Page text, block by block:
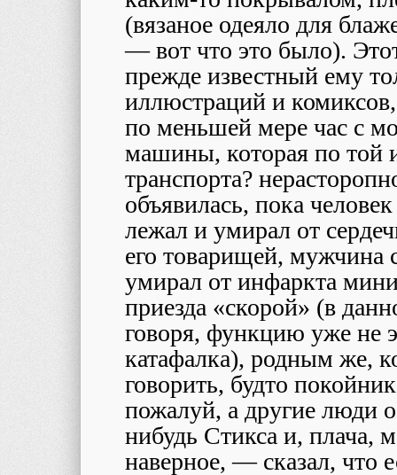
(вязаное одеяло для
— вот что это было).
прежде известный ему
иллюстраций и
по меньшей мере час с
машины, которая по той
транспорта?
объявилась, пока
лежал и умирал от
его товарищей, мужчина
умирал от инфаркта
приезда «скорой» (в
говоря, функцию уже не
катафалка), родным же,
говорить, будто
пожалуй, а другие люди
нибудь Стикса и, плача,
наверное, — сказал, что